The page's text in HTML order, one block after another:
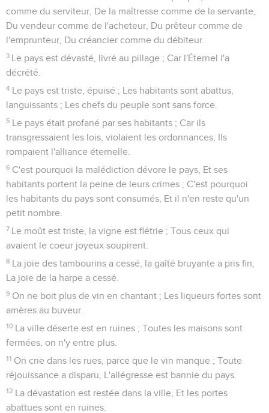
comme du serviteur, De la maîtresse comme de la servante,
Du vendeur comme de l'acheteur, Du prêteur comme de
l'emprunteur, Du créancier comme du débiteur.
3 Le pays est dévasté, livré au pillage ; Car l'Éternel l'a
décrété.
4 Le pays est triste, épuisé ; Les habitants sont abattus,
languissants ; Les chefs du peuple sont sans force.
5 Le pays était profané par ses habitants ; Car ils
transgressaient les lois, violaient les ordonnances, Ils
rompaient l'alliance éternelle.
6 C'est pourquoi la malédiction dévore le pays, Et ses
habitants portent la peine de leurs crimes ; C'est pourquoi
les habitants du pays sont consumés, Et il n'en reste qu'un
petit nombre.
7 Le moût est triste, la vigne est flétrie ; Tous ceux qui
avaient le coeur joyeux soupirent.
8 La joie des tambourins a cessé, la gaîté bruyante a pris fin,
La joie de la harpe a cessé.
9 On ne boit plus de vin en chantant ; Les liqueurs fortes sont
amères au buveur.
10 La ville déserte est en ruines ; Toutes les maisons sont
fermées, on n'y entre plus.
11 On crie dans les rues, parce que le vin manque ; Toute
réjouissance a disparu, L'allégresse est bannie du pays.
12 La dévastation est restée dans la ville, Et les portes
abattues sont en ruines.